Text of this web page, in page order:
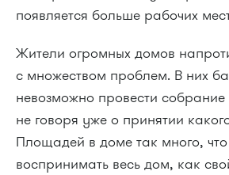
появляется больше рабочих
Жители огромных домов
с множеством проблем. В них
невозможно провести
не говоря уже о принятии
Площадей в доме так много,
воспринимать весь дом, как